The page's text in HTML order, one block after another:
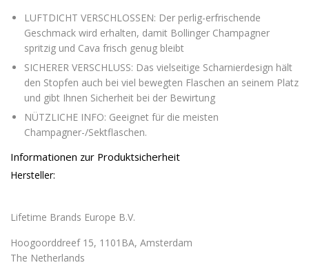
LUFTDICHT VERSCHLOSSEN: Der perlig-erfrischende
Geschmack wird erhalten, damit Bollinger Champagner
spritzig und Cava frisch genug bleibt
SICHERER VERSCHLUSS: Das vielseitige Scharnierdesign hält
den Stopfen auch bei viel bewegten Flaschen an seinem Platz
und gibt Ihnen Sicherheit bei der Bewirtung
NÜTZLICHE INFO: Geeignet für die meisten
Champagner-/Sektflaschen.
Informationen zur Produktsicherheit
Hersteller:
Lifetime Brands Europe B.V.
Hoogoorddreef 15, 1101BA, Amsterdam
The Netherlands